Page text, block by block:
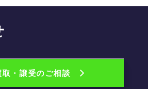
取・譲受のご相談